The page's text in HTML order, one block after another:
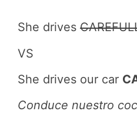
She drives
VS
She drives our car
Conduce nuestro